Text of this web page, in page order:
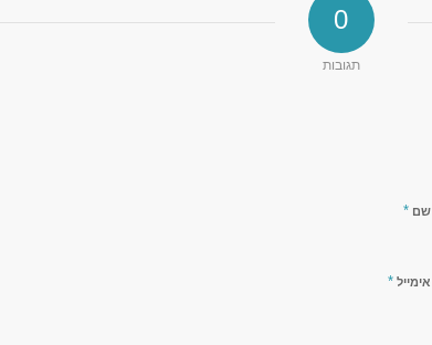
0
תגובות
שם*
אימייל*